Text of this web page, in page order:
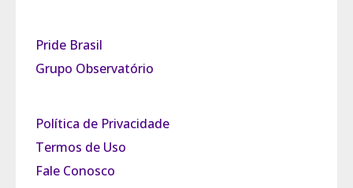
Pride Brasil
Grupo Observatório
Política de Privacidade
Termos de Uso
Fale Conosco